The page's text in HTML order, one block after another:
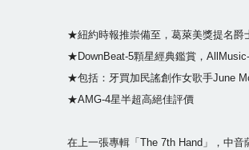
★紐約時報推崇備至，葛萊美獎提名爵
★DownBeat-5顆星經典鑑賞，
★包括：牙買加民謠創作女歌手June
★AMG-4星半超高絕佳評價
在上一張專輯「The 7th Hand」，中